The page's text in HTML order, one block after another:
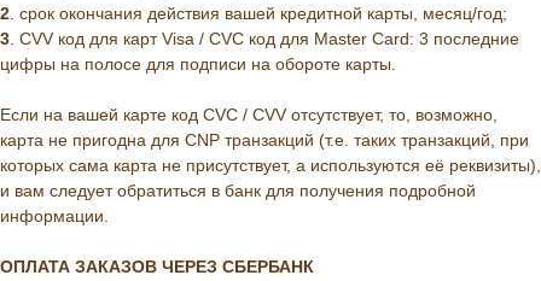
2. cрок окончания действия вашей кредитной карты, месяц/год;
3. CVV код для карт Visa / CVC код для Master Card: 3 последние
цифры на полосе для подписи на обороте карты.
Если на вашей карте код CVC / CVV отсутствует, то, возможно,
карта не пригодна для CNP транзакций (т.е. таких транзакций, при
которых сама карта не присутствует, а используются её реквизиты),
и вам следует обратиться в банк для получения подробной
информации.
ОПЛАТА ЗАКАЗОВ ЧЕРЕЗ СБЕРБАНК